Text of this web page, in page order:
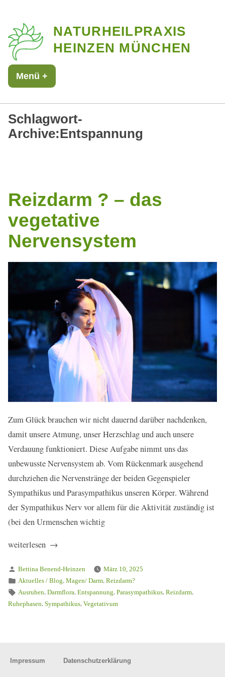
Inhalt
springen
NATURHEILPRAXIS
HEINZEN MÜNCHEN
Menü +
Schlagwort-
Archive:Entspannung
Reizdarm ? – das
vegetative
Nervensystem
Zum Glück brauchen wir nicht dauernd darüber nachdenken,
damit unsere Atmung, unser Herzschlag und auch unsere
Verdauung funktioniert. Diese Aufgabe nimmt uns das
unbewusste Nervensystem ab. Vom Rückenmark ausgehend
durchziehen die Nervenstränge der beiden Gegenspieler
Sympathikus und Parasympathikus unseren Körper. Während
der Sympathikus Nerv vor allem für die Aktivität zuständig ist
(bei den Urmenschen wichtig
„Reizdarm
–
das
vegetative
weiterlesen
Verfasst
von
Bettina Benend-Heinzen
März 10, 2025
Veröffentlicht
in
Aktuelles / Blog Magen/ Darm Reizdarm?
Schlagwörter:
Ausruhen, Darmflora, Entspannung, Parasympathikus, Reizdarm,
Ruhephasen, Sympathikus, Vegetativum
Impressum Datenschutzerklärung